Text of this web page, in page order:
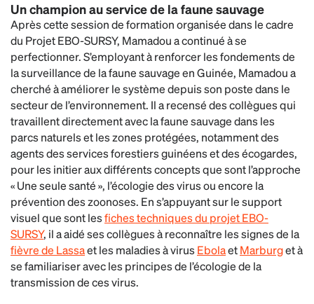
Un champion au service de la faune sauvage
Après cette session de formation organisée dans le cadre
du Projet EBO-SURSY, Mamadou a continué à se
perfectionner. S’employant à renforcer les fondements de
la surveillance de la faune sauvage en Guinée, Mamadou a
cherché à améliorer le système depuis son poste dans le
secteur de l’environnement. Il a recensé des collègues qui
travaillent directement avec la faune sauvage dans les
parcs naturels et les zones protégées, notamment des
agents des services forestiers guinéens et des écogardes,
pour les initier aux différents concepts que sont l’approche
« Une seule santé », l’écologie des virus ou encore la
prévention des zoonoses. En s’appuyant sur le support
visuel que sont lesfiches techniques du projet EBO-
SURSY, il a aidé ses collègues à reconnaître les signes de la
fièvre de Lassaet les maladies à virusEbolaetMarburget à
se familiariser avec les principes de l’écologie de la
transmission de ces virus.